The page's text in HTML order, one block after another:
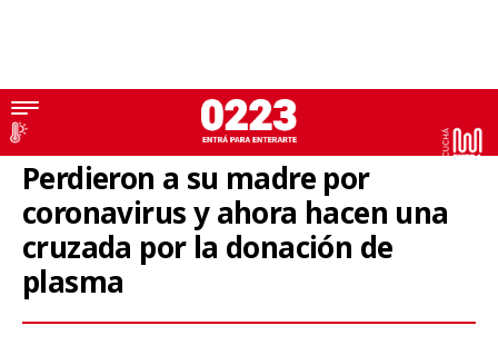
Coronavirus
Perdieron a su madre por
coronavirus y ahora hacen una
cruzada por la donación de
plasma